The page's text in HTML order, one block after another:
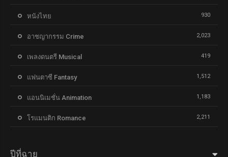
หนังไทย 930
อาชญากรรม Crime 2,023
เพลงดนตรี Musical 419
แฟนตาซี Fantasy 1,512
แอนนิเมชั่น Animation 1,183
โรแมนติก Romance 2,211
ปีที่ฉาย